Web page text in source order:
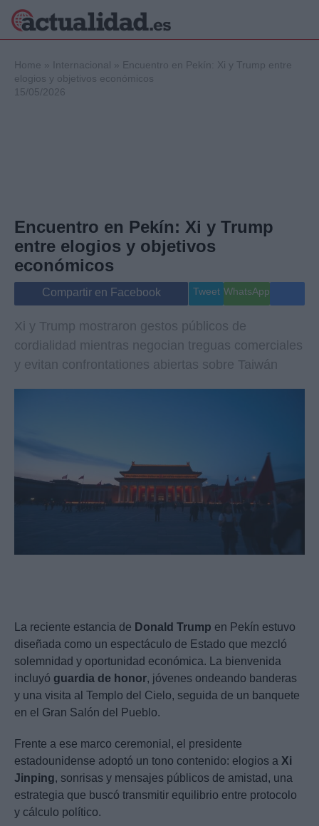
Internacional
Viajes
Gente
Musica
Home » Internacional » Encuentro en Pekín: Xi y Trump entre
elogios y objetivos económicos
15/05/2026
Encuentro en Pekín: Xi y Trump
entre elogios y objetivos
económicos
Compartir en Facebook Tweet WhatsApp
Xi y Trump mostraron gestos públicos de
cordialidad mientras negocian treguas comerciales
y evitan confrontationes abiertas sobre Taiwán
La reciente estancia de Donald Trump en Pekín estuvo
diseñada como un espectáculo de Estado que mezcló
solemnidad y oportunidad económica. La bienvenida
incluyó guardia de honor, jóvenes ondeando banderas
y una visita al Templo del Cielo, seguida de un banquete
en el Gran Salón del Pueblo.
Frente a ese marco ceremonial, el presidente
estadounidense adoptó un tono contenido: elogios a Xi
Jinping, sonrisas y mensajes públicos de amistad, una
estrategia que buscó transmitir equilibrio entre protocolo
y cálculo político.